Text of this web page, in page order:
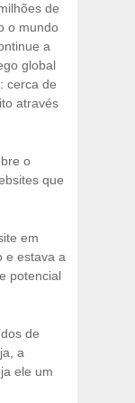
de
o mundo
a
global
cerca de
através
o
que
em
e estava a
potencial
de
a
ele um